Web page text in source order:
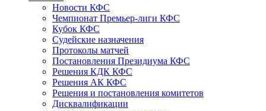
Новости КФС
Чемпионат Премьер-лиги КФС
Кубок КФС
Судейские назначения
Протоколы матчей
Постановления Президиума КФС
Решения КДК КФС
Решения АК КФС
Решения и постановления комитетов
Дисквалификации